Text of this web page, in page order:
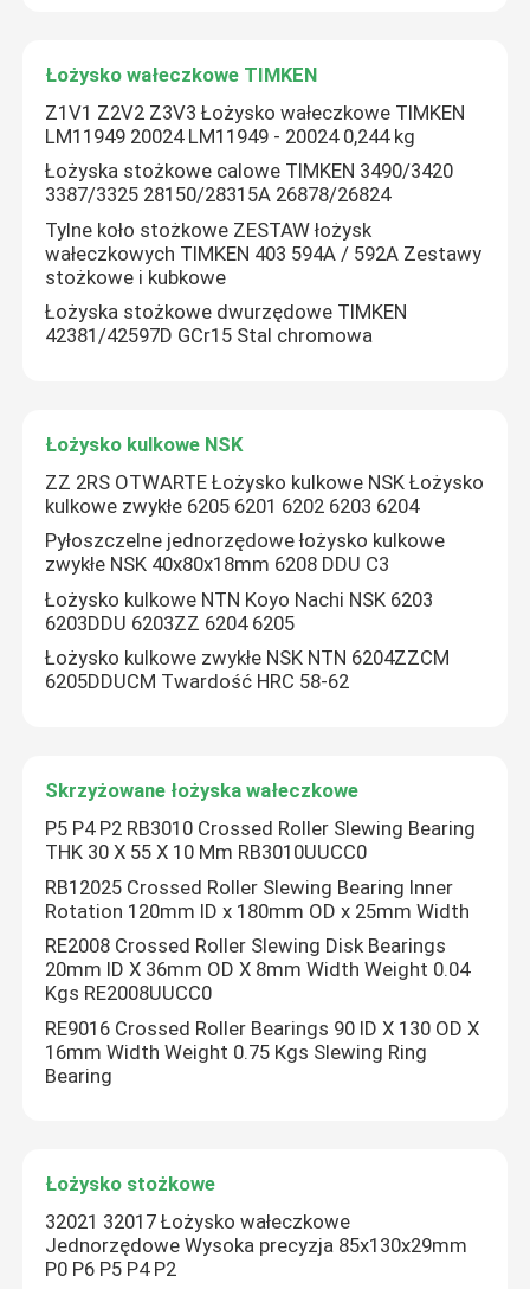
Łożysko wałeczkowe TIMKEN
Łożysko kulkowe NSK
Skrzyżowane łożyska wałeczkowe
Łożysko wałeczkowe TIMKEN
Z1V1 Z2V2 Z3V3 Łożysko wałeczkowe TIMKEN
LM11949 20024 LM11949 - 20024 0,244 kg
Łożyska stożkowe calowe TIMKEN 3490/3420
3387/3325 28150/28315A 26878/26824
Tylne koło stożkowe ZESTAW łożysk
wałeczkowych TIMKEN 403 594A / 592A Zestawy
stożkowe i kubkowe
Łożyska stożkowe dwurzędowe TIMKEN
42381/42597D GCr15 Stal chromowa
Łożysko kulkowe NSK
ZZ 2RS OTWARTE Łożysko kulkowe NSK Łożysko
kulkowe zwykłe 6205 6201 6202 6203 6204
Pyłoszczelne jednorzędowe łożysko kulkowe
zwykłe NSK 40x80x18mm 6208 DDU C3
Łożysko kulkowe NTN Koyo Nachi NSK 6203
6203DDU 6203ZZ 6204 6205
Łożysko kulkowe zwykłe NSK NTN 6204ZZCM
6205DDUCM Twardość HRC 58-62
Skrzyżowane łożyska wałeczkowe
P5 P4 P2 RB3010 Crossed Roller Slewing Bearing
THK 30 X 55 X 10 Mm RB3010UUCC0
RB12025 Crossed Roller Slewing Bearing Inner
Rotation 120mm ID x 180mm OD x 25mm Width
RE2008 Crossed Roller Slewing Disk Bearings
20mm ID X 36mm OD X 8mm Width Weight 0.04
Kgs RE2008UUCC0
RE9016 Crossed Roller Bearings 90 ID X 130 OD X
16mm Width Weight 0.75 Kgs Slewing Ring
Bearing
Łożysko stożkowe
32021 32017 Łożysko wałeczkowe
Jednorzędowe Wysoka precyzja 85x130x29mm
P0 P6 P5 P4 P2